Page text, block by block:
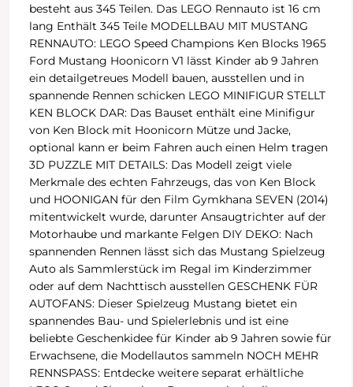
besteht aus 345 Teilen. Das LEGO Rennauto ist 16 cm
lang Enthält 345 Teile MODELLBAU MIT MUSTANG
RENNAUTO: LEGO Speed Champions Ken Blocks 1965
Ford Mustang Hoonicorn V1 lässt Kinder ab 9 Jahren
ein detailgetreues Modell bauen, ausstellen und in
spannende Rennen schicken LEGO MINIFIGUR STELLT
KEN BLOCK DAR: Das Bauset enthält eine Minifigur
von Ken Block mit Hoonicorn Mütze und Jacke,
optional kann er beim Fahren auch einen Helm tragen
3D PUZZLE MIT DETAILS: Das Modell zeigt viele
Merkmale des echten Fahrzeugs, das von Ken Block
und HOONIGAN für den Film Gymkhana SEVEN (2014)
mitentwickelt wurde, darunter Ansaugtrichter auf der
Motorhaube und markante Felgen DIY DEKO: Nach
spannenden Rennen lässt sich das Mustang Spielzeug
Auto als Sammlerstück im Regal im Kinderzimmer
oder auf dem Nachttisch ausstellen GESCHENK FÜR
AUTOFANS: Dieser Spielzeug Mustang bietet ein
spannendes Bau- und Spielerlebnis und ist eine
beliebte Geschenkidee für Kinder ab 9 Jahren sowie für
Erwachsene, die Modellautos sammeln NOCH MEHR
RENNSPASS: Entdecke weitere separat erhältliche